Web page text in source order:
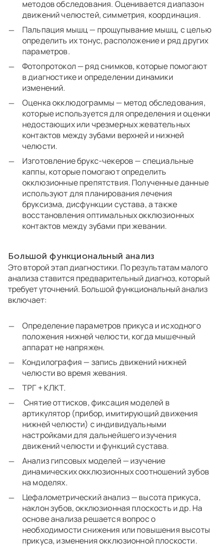
методов обследования. Оценивается диапазон
движений челюстей, симметрия, координация.
Пальпация мышц — прощупывание мышц, с целью
определить их тонус, расположение и ряд других
параметров.
Фотопротокол — ряд снимков, которые помогают
в диагностике и определении динамики
изменений.
Оценка окклюдограммы — метод обследования,
которые используется для определения и оценки
недостающих или чрезмерных жевательных
контактов между зубами верхней и нижней
челюсти.
Изготовление брукс-чекеров — специальные
каппы, которые помогают определить
окклюзионные препятствия. Полученные данные
используют для планирования лечения
бруксизма, дисфункции сустава, а также
восстановления оптимальных окклюзионных
контактов между зубами при жевании.
Большой функциональный анализ
Это второй этап диагностики. По результатам малого
анализа ставится предварительный диагноз, который
требует уточнений. Большой функциональный анализ
включает:
Определение параметров прикуса и исходного
положения нижней челюсти, когда мышечный
аппарат не напряжен.
Кондилография — запись движений нижней
челюсти во время жевания.
ТРГ + КЛКТ.
Снятие оттисков, фиксация моделей в
артикулятор (прибор, имитирующий движения
нижней челюсти) с индивидуальными
настройками для дальнейшего изучения
движений челюсти и функций сустава.
Анализ гипсовых моделей — изучение
динамических окклюзионных соотношений зубов
на моделях.
Цефалометрический анализ — высота прикуса,
наклон зубов, окклюзионная плоскость и др. На
основе анализа решается вопрос о
необходимости снижения или повышения высоты
прикуса, изменения окклюзионной плоскости.